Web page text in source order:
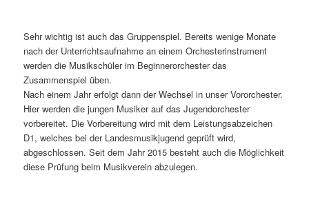
Sehr wichtig ist auch das Gruppenspiel. Bereits wenige Monate
nach der Unterrichtsaufnahme an einem Orchesterinstrument
werden die Musikschüler im Beginnerorchester das
Zusammenspiel üben.
Nach einem Jahr erfolgt dann der Wechsel in unser Vororchester.
Hier werden die jungen Musiker auf das Jugendorchester
vorbereitet. Die Vorbereitung wird mit dem Leistungsabzeichen
D1, welches bei der Landesmusikjugend geprüft wird,
abgeschlossen. Seit dem Jahr 2015 besteht auch die Möglichkeit
diese Prüfung beim Musikverein abzulegen.